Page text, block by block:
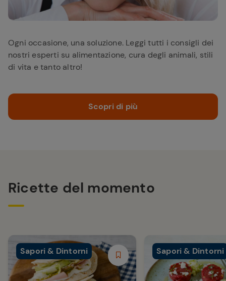
Ogni occasione, una soluzione. Leggi tutti i consigli dei
nostri esperti su alimentazione, cura degli animali, stili
di vita e tanto altro!
Scopri di più
Ricette del momento
Sapori & Dintorni Sapori & Dintorni